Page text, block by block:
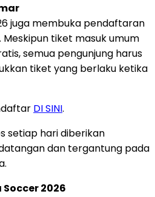
juga membuka pendaftaran
tiket masuk umum
semua pengunjung harus
tiket yang berlaku ketika
DI SINI.
setiap hari diberikan
dan tergantung pada
2026